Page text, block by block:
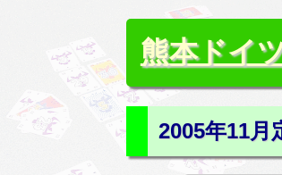
熊本ドイ
2005年11月